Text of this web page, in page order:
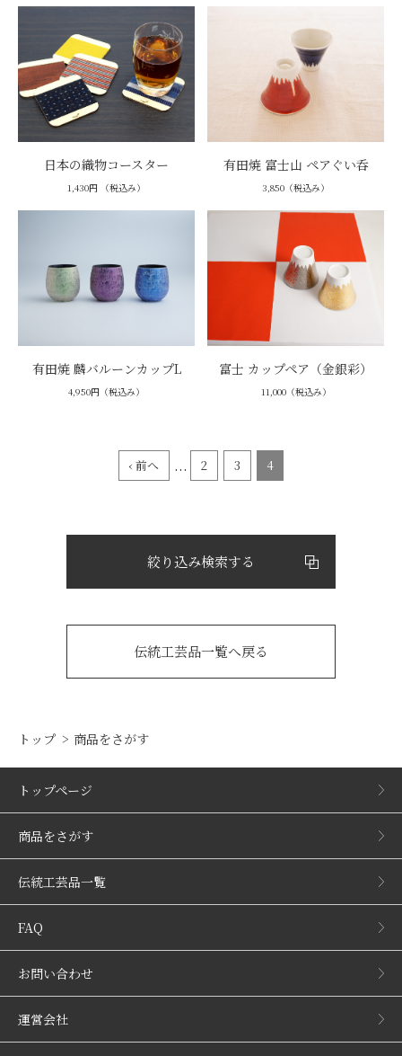
日本の織物コースター
1,430円 （税込み）
有田焼 富士山 ペアぐい呑
3,850（税込み）
有田焼 麟バルーンカップL
4,950円（税込み）
富士 カップペア（金銀彩）
11,000（税込み）
‹ 前へ ... 2 3 4
絞り込み検索する
伝統工芸品一覧へ戻る
トップ 商品をさがす
トップページ
商品をさがす
伝統工芸品一覧
FAQ
お問い合わせ
運営会社